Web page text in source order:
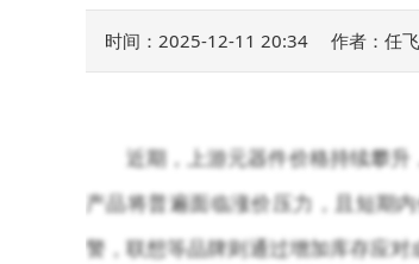
时间：2025-12-11 20:34 作者：任
近期，上游元器件价格持续攀
产品将普遍面临涨价压力，且短期
警，联想等品牌则通过增加库存应